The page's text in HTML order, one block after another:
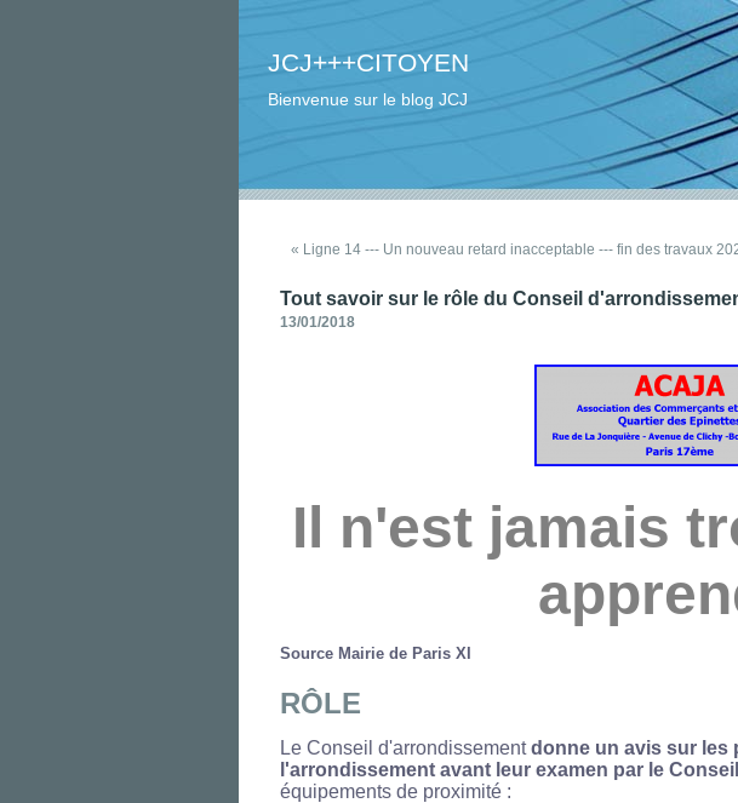
JCJ+++CITOYEN
Bienvenue sur le blog JCJ
« Ligne 14 --- Un nouveau retard inacceptable --- fin des travaux
13/01/2018
Tout savoir sur le rôle du Conseil
Il n'est jamais
Source Mairie de Paris XI
RÔLE
Le Conseil d'arrondissementdonne un avis sur les
l'arrondissement avant leur examen par le
équipements de proximité :